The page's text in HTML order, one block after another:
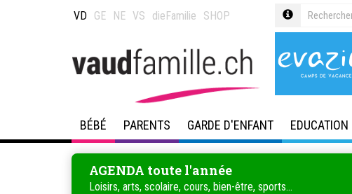
VD GE NE VS dieFamilie SHOP
BÉBÉ PARENTS GARDE D'ENFANT EDUCATION
AGENDA toute l'année
Loisirs, arts, scolaire, cours, bien-être, sports...